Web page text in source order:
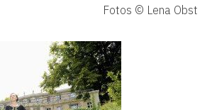
Fotos © Lena Obst